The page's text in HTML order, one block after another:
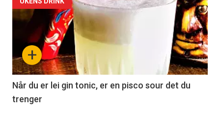
Forsiden
akkurat
nå
-
2
+
Når du er lei gin tonic, er en pisco sour det du
trenger